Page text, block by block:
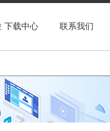
下载中心 联系我们